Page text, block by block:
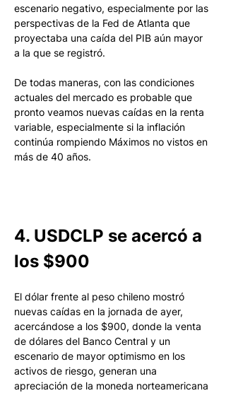
escenario negativo, especialmente por las
perspectivas de la Fed de Atlanta que
proyectaba una caída del PIB aún mayor
a la que se registró.
De todas maneras, con las condiciones
actuales del mercado es probable que
pronto veamos nuevas caídas en la renta
variable, especialmente si la inflación
continúa rompiendo Máximos no vistos en
más de 40 años.
4. USDCLP se acercó a
los $900
El dólar frente al peso chileno mostró
nuevas caídas en la jornada de ayer,
acercándose a los $900, donde la venta
de dólares del Banco Central y un
escenario de mayor optimismo en los
activos de riesgo, generan una
apreciación de la moneda norteamericana